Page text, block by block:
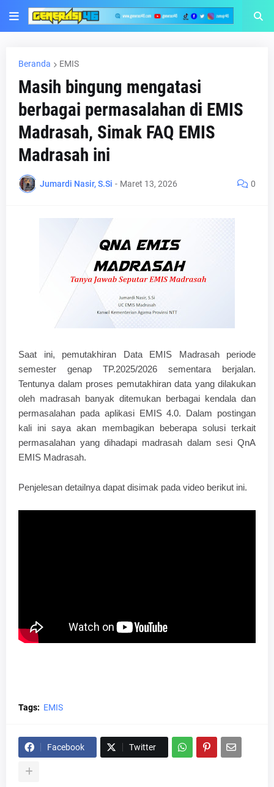
Beranda EMIS
Masih bingung mengatasi
berbagai permasalahan di EMIS
Madrasah, Simak FAQ EMIS
Madrasah ini
Jumardi Nasir, S.Si - Maret 13, 2026 0
Saat ini, pemutakhiran Data EMIS Madrasah periode
semester genap TP.2025/2026 sementara berjalan.
Tentunya dalam proses pemutakhiran data yang dilakukan
oleh madrasah banyak ditemukan berbagai kendala dan
permasalahan pada aplikasi EMIS 4.0. Dalam postingan
kali ini saya akan membagikan beberapa solusi terkait
permasalahan yang dihadapi madrasah dalam sesi QnA
EMIS Madrasah.
Penjelesan detailnya dapat disimak pada video berikut ini.
Tags: EMIS
Facebook Twitter